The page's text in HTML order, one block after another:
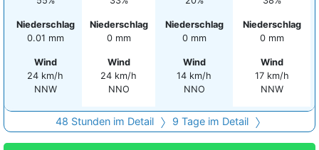
Niederschlag
0.01 mm
Wind
24 km/h
NNW
Niederschlag
0 mm
Wind
24 km/h
NNO
Niederschlag
0 mm
Wind
14 km/h
NNO
Niederschlag
0 mm
Wind
17 km/h
NNW
48 Stunden im Detail 9 Tage im Detail